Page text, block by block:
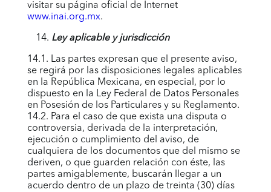
visitar su página oficial de Internet
www.inai.org.mx.
Ley aplicable y jurisdicción
14.1. Las partes expresan que el presente aviso,
se regirá por las disposiciones legales aplicables
en la República Mexicana, en especial, por lo
dispuesto en la Ley Federal de Datos Personales
en Posesión de los Particulares y su Reglamento.
14.2. Para el caso de que exista una disputa o
controversia, derivada de la interpretación,
ejecución o cumplimiento del aviso, de
cualquiera de los documentos que del mismo se
deriven, o que guarden relación con éste, las
partes amigablemente, buscarán llegar a un
acuerdo dentro de un plazo de treinta (30) días